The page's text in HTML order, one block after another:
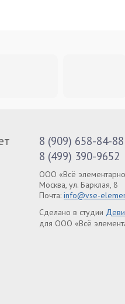
8 (909) 658-84-88
8 (499) 390-9652
ООО «Всё
Москва, ул. Барклая, 8
Почта: info@vse-
Сделано в студии
для ООО «Всё